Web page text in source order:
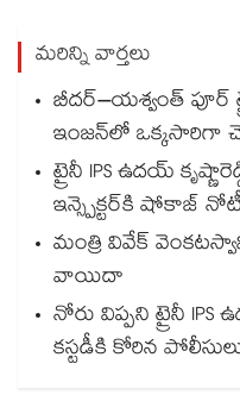
మరిన్ని వార్తలు
బీదర్–యశ్వంత్ పూర్
ఇంజన్‎లో ఒక్కసారిగా
ట్రైనీ IPS ఉదయ్
ఇన్స్పెక్టర్‎కి షోకాజ్
మంత్రి వివేక్
వాయిదా
నోరు విప్పని ట్రైనీ
కస్టడీకి కోరిన